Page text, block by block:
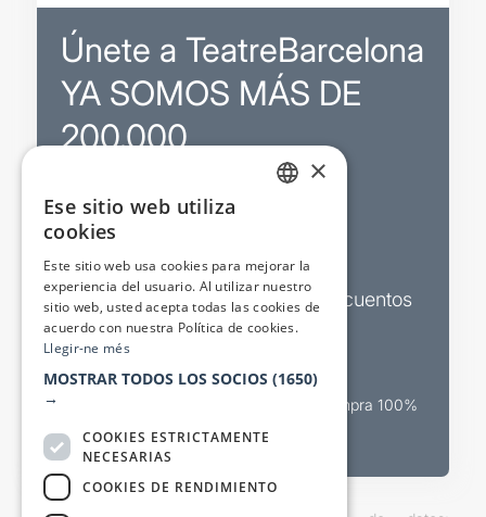
Únete a TeatreBarcelona
YA SOMOS MÁS DE
200.000
Promociones
Boletines de actualidad y descuentos
Valora espectáculos
Canal oficial de venta teatral Compra 100%
×
Ese sitio web utiliza
cookies
Este sitio web usa cookies para mejorar la
experiencia del usuario. Al utilizar nuestro
sitio web, usted acepta todas las cookies de
acuerdo con nuestra Política de cookies.
Llegir-ne més
MOSTRAR TODOS LOS SOCIOS (1650)
→
COOKIES ESTRICTAMENTE
NECESARIAS
COOKIES DE RENDIMIENTO